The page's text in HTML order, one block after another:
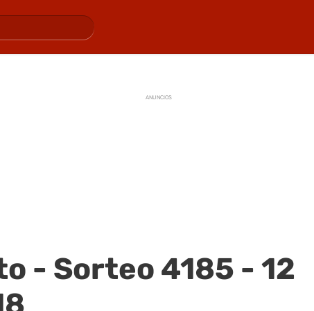
ANUNCIOS
- Sorteo 4185 - 12